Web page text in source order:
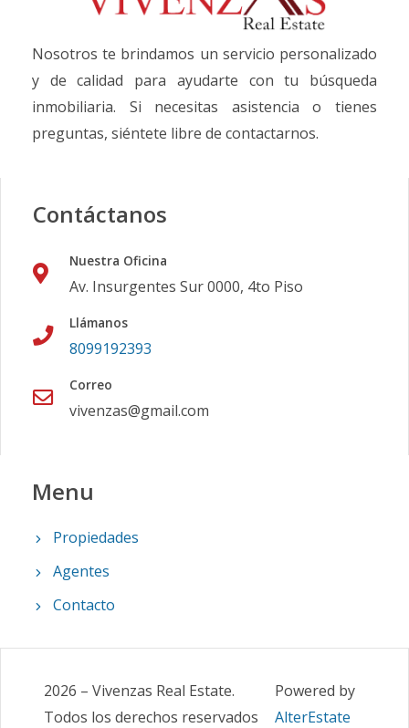
Nosotros te brindamos un servicio personalizado
y de calidad para ayudarte con tu búsqueda
inmobiliaria. Si necesitas asistencia o tienes
preguntas, siéntete libre de contactarnos.
Contáctanos
Nuestra Oficina
Av. Insurgentes Sur 0000, 4to Piso
Llámanos
8099192393
Correo
vivenzas@gmail.com
Menu
Propiedades
Agentes
Contacto
2026 – Vivenzas Real Estate.
Todos los derechos reservados
Powered by
AlterEstate